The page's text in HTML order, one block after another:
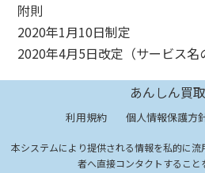
附則
2020年1月10日制定
2020年4月5日改定（サービス名
あんしん買
利用規約 個人情報保護方
本システムにより提供される情報を私的に
者へ直接コンタクトすること